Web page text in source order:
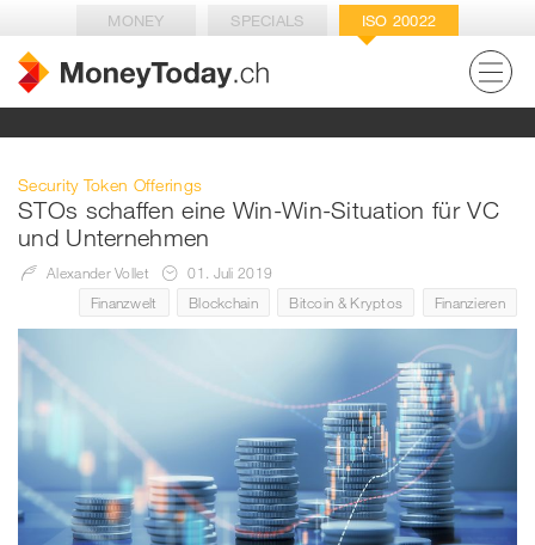
MONEY SPECIALS ISO 20022
Security Token Offerings
STOs schaffen eine Win-Win-Situation für VC
und Unternehmen
Alexander Vollet
01. Juli 2019
Finanzwelt
Blockchain Bitcoin & Kryptos Finanzieren